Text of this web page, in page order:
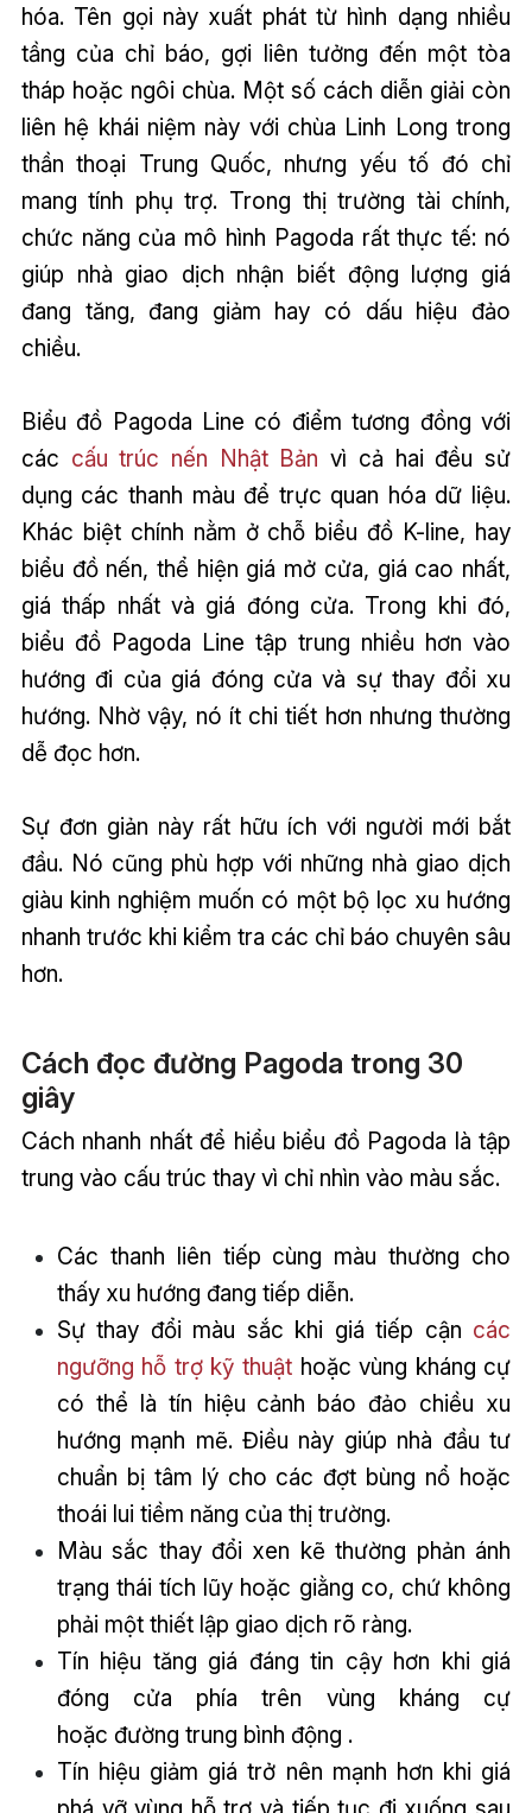
hóa. Tên gọi này xuất phát từ hình dạng nhiều
tầng của chỉ báo, gợi liên tưởng đến một tòa
tháp hoặc ngôi chùa. Một số cách diễn giải còn
liên hệ khái niệm này với chùa Linh Long trong
thần thoại Trung Quốc, nhưng yếu tố đó chỉ
mang tính phụ trợ. Trong thị trường tài chính,
chức năng của mô hình Pagoda rất thực tế: nó
giúp nhà giao dịch nhận biết động lượng giá
đang tăng, đang giảm hay có dấu hiệu đảo
chiều.
Biểu đồ Pagoda Line có điểm tương đồng với
các cấu trúc nến Nhật Bản vì cả hai đều sử
dụng các thanh màu để trực quan hóa dữ liệu.
Khác biệt chính nằm ở chỗ biểu đồ K-line, hay
biểu đồ nến, thể hiện giá mở cửa, giá cao nhất,
giá thấp nhất và giá đóng cửa. Trong khi đó,
biểu đồ Pagoda Line tập trung nhiều hơn vào
hướng đi của giá đóng cửa và sự thay đổi xu
hướng. Nhờ vậy, nó ít chi tiết hơn nhưng thường
dễ đọc hơn.
Sự đơn giản này rất hữu ích với người mới bắt
đầu. Nó cũng phù hợp với những nhà giao dịch
giàu kinh nghiệm muốn có một bộ lọc xu hướng
nhanh trước khi kiểm tra các chỉ báo chuyên sâu
hơn.
Cách đọc đường Pagoda trong 30
giây
Cách nhanh nhất để hiểu biểu đồ Pagoda là tập
trung vào cấu trúc thay vì chỉ nhìn vào màu sắc.
Các thanh liên tiếp cùng màu thường cho
thấy xu hướng đang tiếp diễn.
Sự thay đổi màu sắc khi giá tiếp cận các
ngưỡng hỗ trợ kỹ thuậthoặc vùng kháng cự
có thể là tín hiệu cảnh báo đảo chiều xu
hướng mạnh mẽ. Điều này giúp nhà đầu tư
chuẩn bị tâm lý cho các đợt bùng nổ hoặc
thoái lui tiềm năng của thị trường.
Màu sắc thay đổi xen kẽ thường phản ánh
trạng thái tích lũy hoặc giằng co, chứ không
phải một thiết lập giao dịch rõ ràng.
Tín hiệu tăng giá đáng tin cậy hơn khi giá
đóng cửa phía trên vùng kháng cự
hoặc đường trung bình động .
Tín hiệu giảm giá trở nên mạnh hơn khi giá